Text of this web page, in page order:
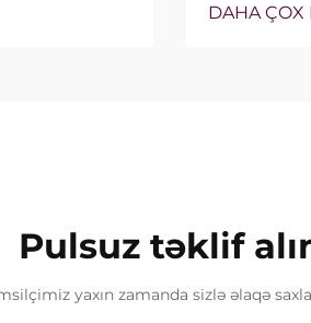
real
DAHA ÇOX
Pulsuz təklif
yaxın zamanda sizlə əlaqə